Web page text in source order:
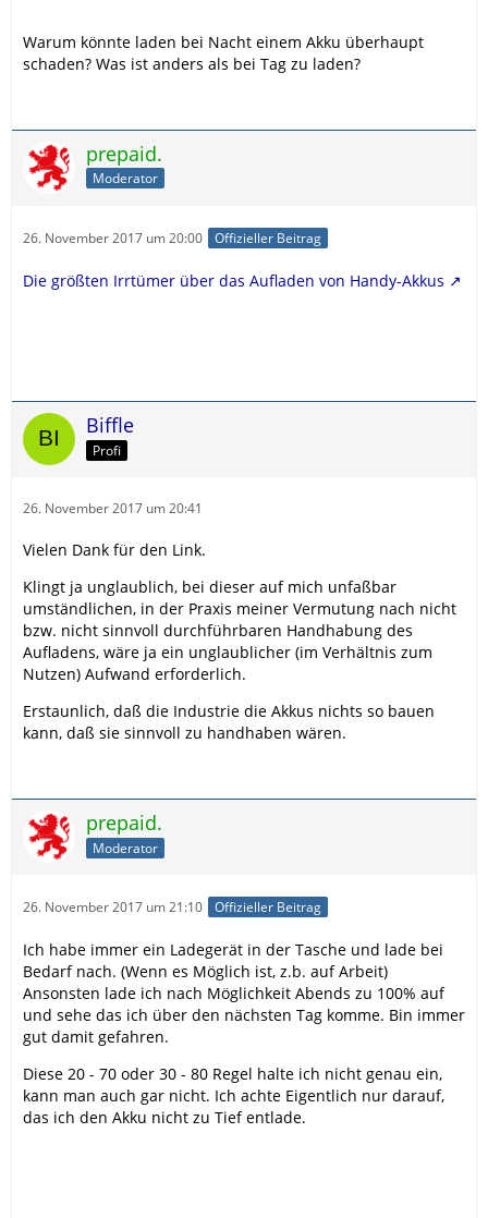
Warum könnte laden bei Nacht einem Akku überhaupt
schaden? Was ist anders als bei Tag zu laden?
prepaid.
Moderator
26. November 2017 um 20:00 Offizieller Beitrag
Die größten Irrtümer über das Aufladen von Handy-Akkus
Biffle
Profi
26. November 2017 um 20:41
Vielen Dank für den Link.
Klingt ja unglaublich, bei dieser auf mich unfaßbar
umständlichen, in der Praxis meiner Vermutung nach nicht
bzw. nicht sinnvoll durchführbaren Handhabung des
Aufladens, wäre ja ein unglaublicher (im Verhältnis zum
Nutzen) Aufwand erforderlich.
Erstaunlich, daß die Industrie die Akkus nichts so bauen
kann, daß sie sinnvoll zu handhaben wären.
prepaid.
Moderator
26. November 2017 um 21:10 Offizieller Beitrag
Ich habe immer ein Ladegerät in der Tasche und lade bei
Bedarf nach. (Wenn es Möglich ist, z.b. auf Arbeit)
Ansonsten lade ich nach Möglichkeit Abends zu 100% auf
und sehe das ich über den nächsten Tag komme. Bin immer
gut damit gefahren.
Diese 20 - 70 oder 30 - 80 Regel halte ich nicht genau ein,
kann man auch gar nicht. Ich achte Eigentlich nur darauf,
das ich den Akku nicht zu Tief entlade.